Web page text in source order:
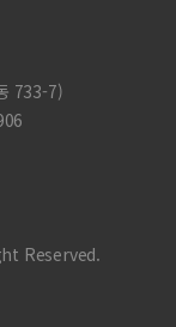
733-7)
Reserved.